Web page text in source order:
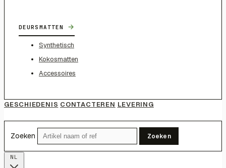
DEURSMATTEN →
Synthetisch
Kokosmatten
Accessoires
GESCHIEDENIS CONTACTEREN LEVERING
Zoeken Zoeken